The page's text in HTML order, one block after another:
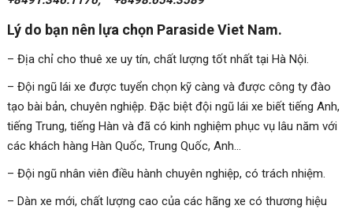
Lý do bạn nên lựa chọn Paraside Viet Nam.
– Địa chỉ cho thuê xe uy tín, chất lượng tốt nhất tại Hà Nội.
– Đội ngũ lái xe được tuyển chọn kỹ càng và được công ty đào
tạo bài bản, chuyên nghiệp. Đặc biệt đội ngũ lái xe biết tiếng Anh,
tiếng Trung, tiếng Hàn và đã có kinh nghiệm phục vụ lâu năm với
các khách hàng Hàn Quốc, Trung Quốc, Anh…
– Đội ngũ nhân viên điều hành chuyên nghiệp, có trách nhiệm.
– Dàn xe mới, chất lượng cao của các hãng xe có thương hiệu